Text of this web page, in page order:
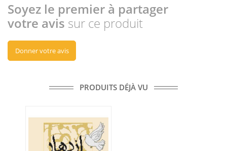
Soyez le premier à partager
votre avis sur ce produit
Donner votre avis
PRODUITS DÉJÀ VU